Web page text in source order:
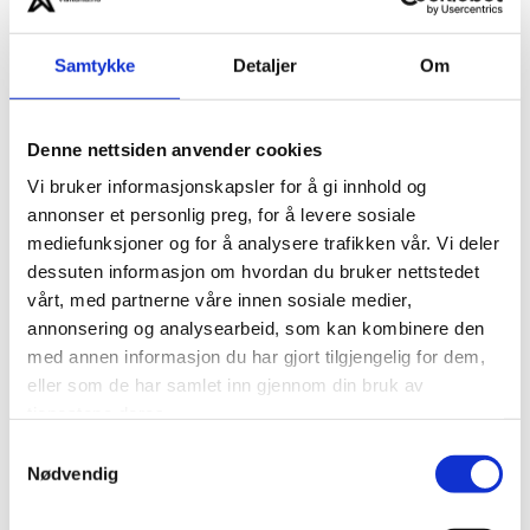
Samtykke Detaljer Om
Denne nettsiden anvender cookies
Vi bruker informasjonskapsler for å gi innhold og
annonser et personlig preg, for å levere sosiale
mediefunksjoner og for å analysere trafikken vår. Vi deler
dessuten informasjon om hvordan du bruker nettstedet
vårt, med partnerne våre innen sosiale medier,
annonsering og analysearbeid, som kan kombinere den
med annen informasjon du har gjort tilgjengelig for dem,
eller som de har samlet inn gjennom din bruk av
Nødvendig
Teambuilding hos
Bjørnfjell Mountain
Lodge
MICE